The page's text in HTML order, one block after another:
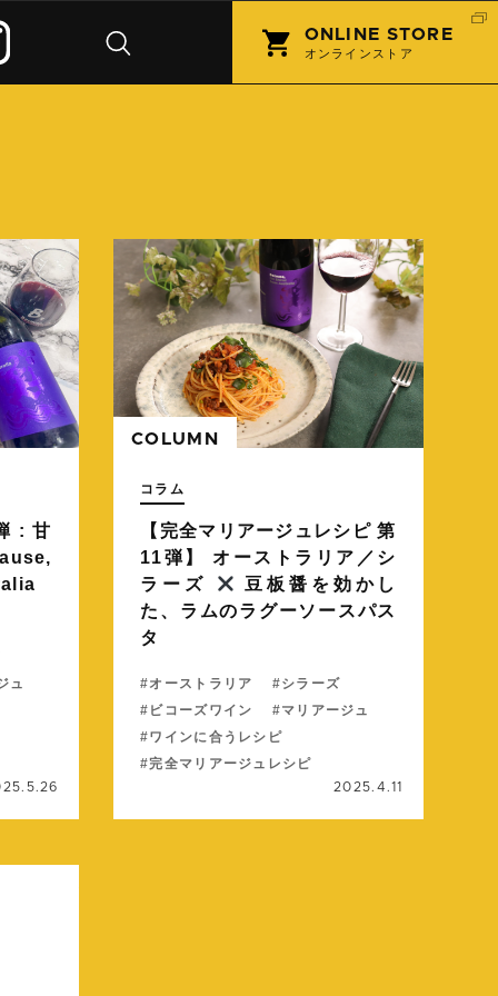
ONLINE STORE
オンラインストア
続きを読む
: 甘
ュ
続きを
COLUMN
コラム
【完全マリアージュレシピ 第
11弾】 オーストラリア／シ
ラーズ
豆板醤を効かし
た、ラムのラグーソースパス
タ
オーストラリア
シラーズ
ビコーズワイン
マリアージュ
ワインに合うレシピ
完全マリアージュレシピ
2025.4.11